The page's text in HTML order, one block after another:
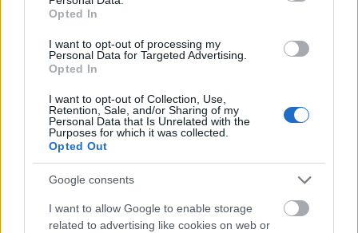
Opted In
I want to opt-out of processing my
Personal Data for Targeted Advertising.
Opted In
I want to opt-out of Collection, Use,
Retention, Sale, and/or Sharing of my
Personal Data that Is Unrelated with the
Purposes for which it was collected.
Opted Out
Google consents
I want to allow Google to enable storage
related to advertising like cookies on web or
árnyékában?
Elkészült a Liszt Ferenc repülőtér
közelében lévő logisztikai bázis út- és
közműhálózatának fejlesztése
Egyetlen, fél évszázados vezetéken
múlt Bicske vízellátása